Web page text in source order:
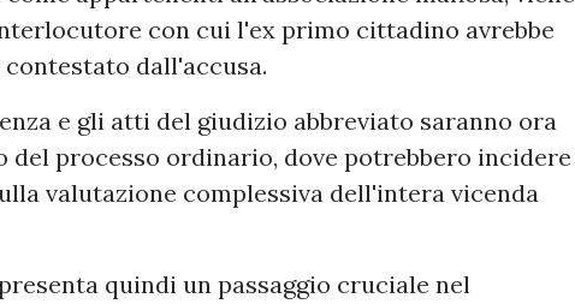
con cui l'ex primo cittadino avrebbe
dall'accusa.
e gli atti del giudizio abbreviato saranno ora
processo ordinario, dove potrebbero incidere
valutazione complessiva dell'intera vicenda
quindi un passaggio cruciale nel